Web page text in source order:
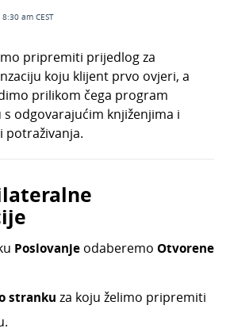
am CEST
pripremiti prijedlog za
koju klijent prvo ovjeri, a
prilikom čega program
odgovarajućim knjiženjima i
potraživanja.
Poslovanje odaberemo Otvorene
stranku za koju želimo pripremiti